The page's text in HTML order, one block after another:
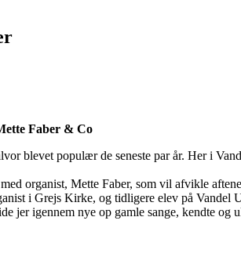
Faber & Co
blevet populær de seneste par år. Her i
organist, Mette Faber, som vil afvikle
i Grejs Kirke, og tidligere elev på Vandel
jer igennem nye op gamle sange, kendte og